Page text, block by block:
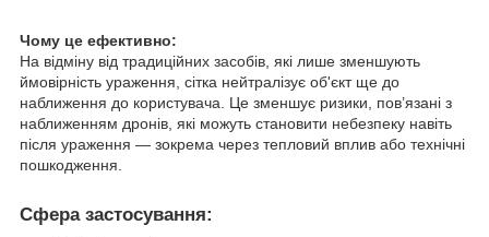
Чому це ефективно:
На відміну від традиційних засобів, які лише зменшують
ймовірність ураження, сітка нейтралізує об'єкт ще до
наближення до користувача. Це зменшує ризики, пов’язані з
наближенням дронів, які можуть становити небезпеку навіть
після ураження — зокрема через тепловий вплив або технічні
пошкодження.
Сфера застосування: